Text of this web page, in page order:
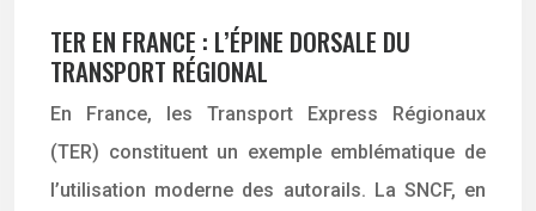
TER EN FRANCE : L’ÉPINE DORSALE DU
TRANSPORT RÉGIONAL
En France, les Transport Express Régionaux
(TER) constituent un exemple emblématique de
l’utilisation moderne des autorails. La SNCF, en